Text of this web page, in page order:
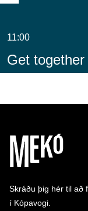
11:00
Get together
Skráðu þig hér til að
í Kópavogi.